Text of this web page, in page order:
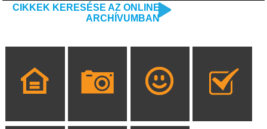
CIKKEK KERESÉSE AZ ONLINE
ARCHÍVUMBAN